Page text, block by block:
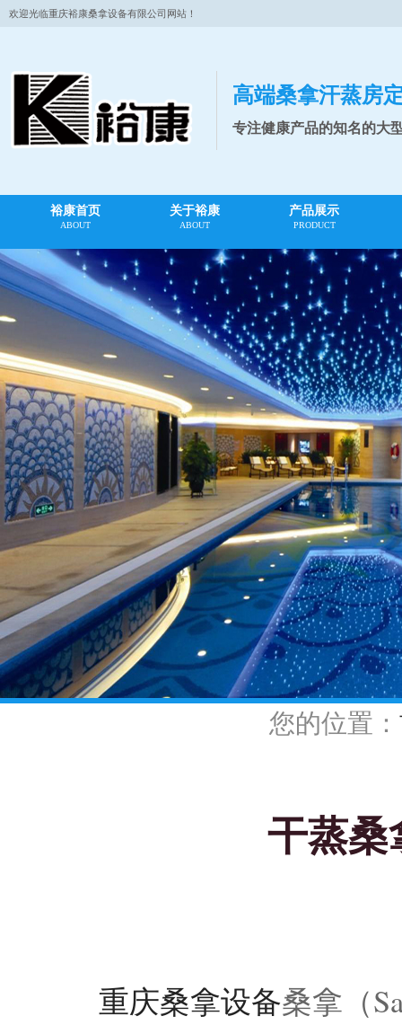
欢迎光临重庆裕康桑拿设备有限公司网站！
高端桑拿汗蒸房
专注健康产品的知名的大
裕康首页
ABOUT
关于裕康
ABOUT
产品展示
PRODUCT
您的位置：
干蒸
重庆桑拿设备桑拿（